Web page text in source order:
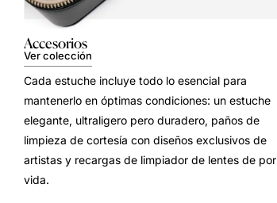
Accesorios
Ver colección
Cada estuche incluye todo lo esencial para
mantenerlo en óptimas condiciones: un estuche
elegante, ultraligero pero duradero, paños de
limpieza de cortesía con diseños exclusivos de
artistas y recargas de limpiador de lentes de por
vida.